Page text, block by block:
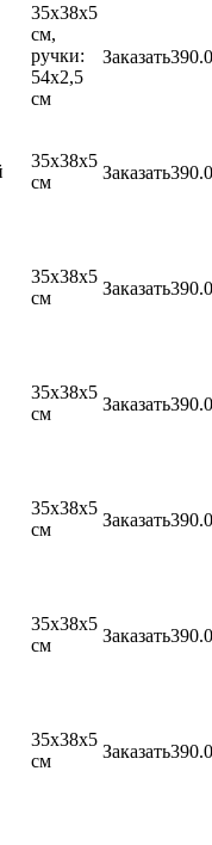
35х38х5
см,
ручки:
54х2,5
см
Заказать
35х38х5
см
Заказать
35х38х5
см
Заказать
35х38х5
см
Заказать
35х38х5
см
Заказать
35х38х5
см
Заказать
35х38х5
см
Заказать